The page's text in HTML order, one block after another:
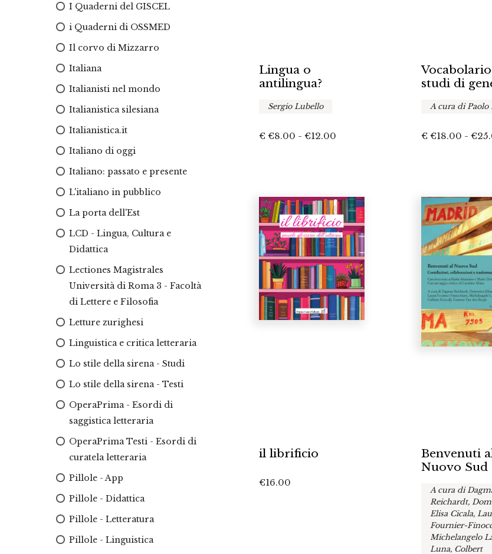
I Quaderni del GISCEL
i Quaderni di OSSMED
Il corvo di Mizzarro
Italiana
Italianisti nel mondo
Italianistica silesiana
Italianistica.it
Italiano di oggi
Italiano: passato e presente
L'italiano in pubblico
La porta dell'Est
LCD - Lingua, Cultura e
Didattica
Lectiones Magistrales
Università di Roma 3 - Facoltà
di Lettere e Filosofia
Letture zurighesi
Linguistica e critica letteraria
Lo stile della sirena - Studi
Lo stile della sirena - Testi
OperaPrima - Esordi di
saggistica letteraria
OperaPrima Testi - Esordi di
curatela letteraria
Pillole - App
Pillole - Didattica
Pillole - Letteratura
Pillole - Linguistica
Lingua o
antilingua?
Sergio Lubello
€ €8.00 - €12.00
€8.00
a
€12.00
studi di
A cura di
€ €18.00 - €
il librificio
€16.00
Benvenuti
Nuovo Sud
A cura di
Reichardt,
Elisa Cicala,
Fournier-
Michelangelo
Luna, Colbert